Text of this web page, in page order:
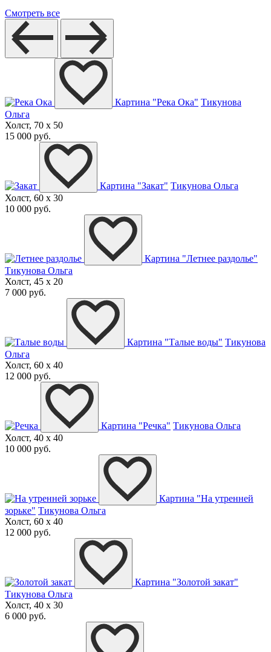
Смотреть все
Картина "Река Ока" Тикунова
Ольга
Холст, 70 x 50
15 000 руб.
Картина "Закат" Тикунова Ольга
Холст, 60 x 30
10 000 руб.
Картина "Летнее раздолье"
Тикунова Ольга
Холст, 45 x 20
7 000 руб.
Картина "Талые воды" Тикунова
Ольга
Холст, 60 x 40
12 000 руб.
Картина "Речка" Тикунова Ольга
Холст, 40 x 40
10 000 руб.
Картина "На утренней
зорьке" Тикунова Ольга
Холст, 60 x 40
12 000 руб.
Картина "Золотой закат"
Тикунова Ольга
Холст, 40 x 30
6 000 руб.